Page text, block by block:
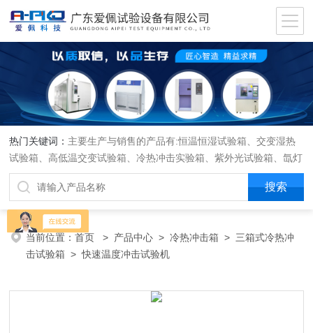
热门关键词： 主要生产与销售的产品有:恒温恒湿试验箱、交变湿热
试验箱、高低温交变试验箱、冷热冲击实验箱、紫外光试验箱、氙灯
老化箱、恒温恒湿实验室、沙尘试验箱、淋雨试验箱、盐水喷雾试验
箱、各种振动试验台、拉力试验机、蒸汽老化试验机、跌落试验机、
插拔力试验机、按健寿命试验机、纸带耐磨擦试验机、工业烘烤箱
当前位置：首页 > 产品中心 >冷热冲击箱 > 三箱式冷热冲
击试验箱 > 快速温度冲击试验机